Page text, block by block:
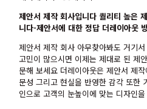
제안서 제작 회사입니다 퀄리티 높은
니다-제안서에 대한 정답 더레이아웃
제안서 제작 회사 아무찾아봐도 거기
고민이 많으시면 이제는 제대로 된 제
문해 보세요 더레이아웃은 제안서 제
문성 그리고 현실을 반영한 감각 또한
인으로 고객의 눈높이에 맞는 디자인